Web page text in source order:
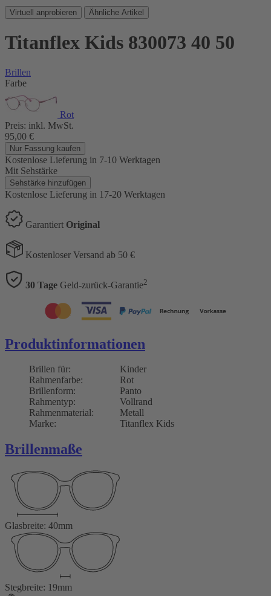
Virtuell anprobieren Ähnliche Artikel
Titanflex Kids 830073 40 50
Brillen
Farbe
Rot
Preis: inkl. MwSt.
95,00 €
Nur Fassung kaufen
Kostenlose Lieferung in 7-10 Werktagen
Mit Sehstärke
Sehstärke hinzufügen
Kostenlose Lieferung in 17-20 Werktagen
Garantiert Original
Kostenloser Versand ab 50 €
30 Tage Geld-zurück-Garantie2
Produktinformationen
Brillen für:
Kinder
Rahmenfarbe:
Rot
Brillenform:
Panto
Rahmentyp:
Vollrand
Rahmenmaterial:
Metall
Marke:
Titanflex Kids
Brillenmaße
Glasbreite: 40mm
Stegbreite: 19mm